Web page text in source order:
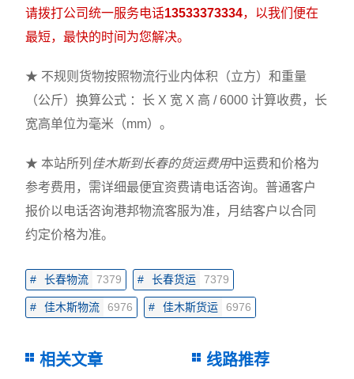
请拨打公司统一服务电话13533373334，以我们便在
最短，最快的时间为您解决。
★ 不规则货物按照物流行业内体积（立方）和重量
（公斤）换算公式 ：长 X 宽 X 高 / 6000 计算收费，长
宽高单位为毫米（mm）。
★ 本站所列 佳木斯到长春的货运费用中运费和价格为
参考费用，需详细最便宜资费请电话咨询。普通客户
报价以电话咨询港邦物流客服为准，月结客户以合同
约定价格为准。
# 长春物流 7379 # 长春货运 7379
# 佳木斯物流 6976 # 佳木斯货运 6976
相关文章 线路推荐